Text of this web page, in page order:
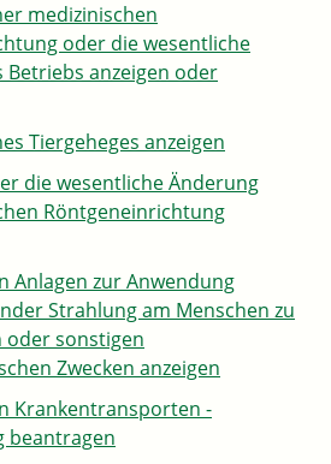
medizinischen
oder die wesentliche
Betriebs anzeigen oder
Tiergeheges anzeigen
die wesentliche Änderung
Röntgeneinrichtung
Anlagen zur Anwendung
Strahlung am Menschen zu
oder sonstigen
Zwecken anzeigen
Krankentransporten -
beantragen